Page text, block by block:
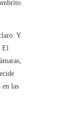
Y
El
en las